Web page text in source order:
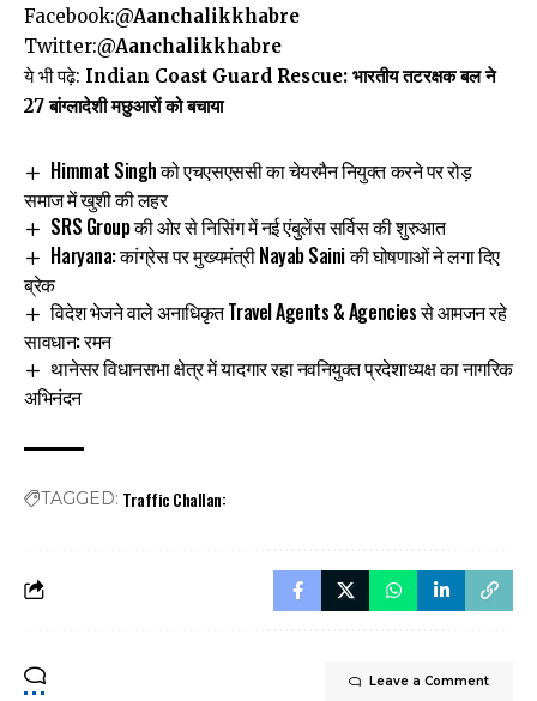
Facebook:@Aanchalikkhabre
Twitter:@Aanchalikkhabre
ये भी पढ़े: Indian Coast Guard Rescue: भारतीय तटरक्षक बल ने
27 बांग्लादेशी मछुआरों को बचाया
Himmat Singh को एचएसएससी का चेयरमैन नियुक्त करने पर रोड़
समाज में खुशी की लहर
SRS Group की ओर से निसिंग में नई एंबुलेंस सर्विस की शुरुआत
Haryana: कांग्रेस पर मुख्यमंत्री Nayab Saini की घोषणाओं ने लगा दिए
ब्रेक
विदेश भेजने वाले अनाधिकृत Travel Agents & Agencies से आमजन रहे
सावधान: रमन
थानेसर विधानसभा क्षेत्र में यादगार रहा नवनियुक्त प्रदेशाध्यक्ष का नागरिक
अभिनंदन
TAGGED: Traffic Challan:
Leave a Comment